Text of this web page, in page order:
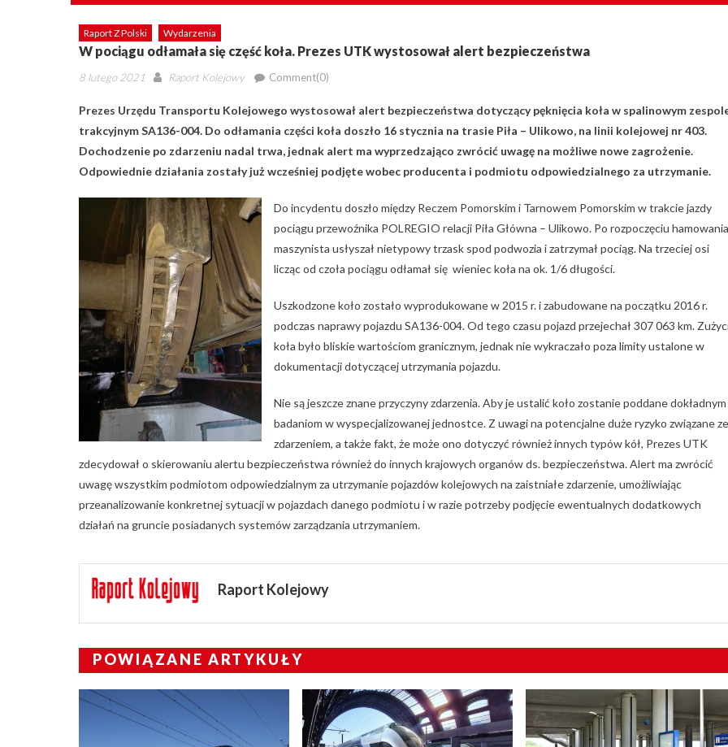
Raport Z Polski Wydarzenia
W pociągu odłamała się część koła. Prezes UTK wystosował alert bezpieczeństwa
Posted
8 lutego 2021 Author
Raport Kolejowy Comment(0)
Prezes Urzędu Transportu Kolejowego wystosował alert bezpieczeństwa dotyczący pęknięcia koła w spalinowym
trakcyjnym SA136-004. Do odłamania części koła doszło 16 stycznia na trasie Piła – Ulikowo, na linii kolejowej nr 403.
Dochodzenie po zdarzeniu nadal trwa, jednak alert ma wyprzedzająco zwrócić uwagę na możliwe nowe zagrożenie.
Odpowiednie działania zostały już wcześniej podjęte wobec producenta i podmiotu odpowiedzialnego za utrzymanie.
Do incydentu doszło między Reczem Pomorskim i Tarnowem Pomorskim w trakcie jazdy
pociągu przewoźnika POLREGIO relacji Piła Główna – Ulikowo. Po rozpoczęciu hamowania
maszynista usłyszał nietypowy trzask spod podwozia i zatrzymał pociąg. Na trzeciej osi
licząc od czoła pociągu odłamał się wieniec koła na ok. 1/6 długości.
Uszkodzone koło zostało wyprodukowane w 2015 r. i zabudowane na początku 2016 r.
podczas naprawy pojazdu SA136-004. Od tego czasu pojazd przejechał 307 063 km.
koła było bliskie wartościom granicznym, jednak nie wykraczało poza limity ustalone w
dokumentacji dotyczącej utrzymania pojazdu.
Nie są jeszcze znane przyczyny zdarzenia. Aby je ustalić koło zostanie poddane dokładnym
badaniom w wyspecjalizowanej jednostce. Z uwagi na potencjalne duże ryzyko związane ze
zdarzeniem, a także fakt, że może ono dotyczyć również innych typów kół, Prezes UTK
zdecydował o skierowaniu alertu bezpieczeństwa również do innych krajowych organów ds. bezpieczeństwa. Alert ma zwrócić
uwagę wszystkim podmiotom odpowiedzialnym za utrzymanie pojazdów kolejowych na zaistniałe zdarzenie, umożliwiając
przeanalizowanie konkretnej sytuacji w pojazdach danego podmiotu i w razie potrzeby podjęcie ewentualnych dodatkowych
działań na gruncie posiadanych systemów zarządzania utrzymaniem.
Raport Kolejowy
POWIĄZANE ARTYKUŁY